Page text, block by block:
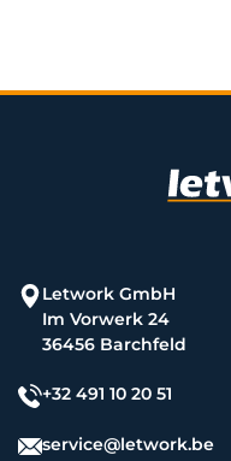
Letwork GmbH
Im Vorwerk 24
36456 Barchfeld
+32 491 10 20 51
service@letwork.be